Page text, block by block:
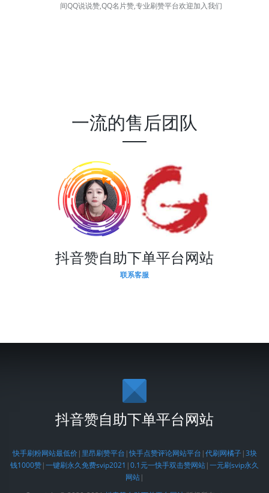
间QQ说说赞,QQ名片赞,专业刷赞平台欢迎加入我们
一流的售后团队
抖音赞自助下单平台网站
联系客服
抖音赞自助下单平台网站
快手刷粉网站最低价| 里昂刷赞平台 |快手点赞评论网站平台 |代刷网橘子|3块
钱1000赞|一键刷永久免费svip2021 |0.1元一快手双击赞网站|一元刷svip永久
网站|